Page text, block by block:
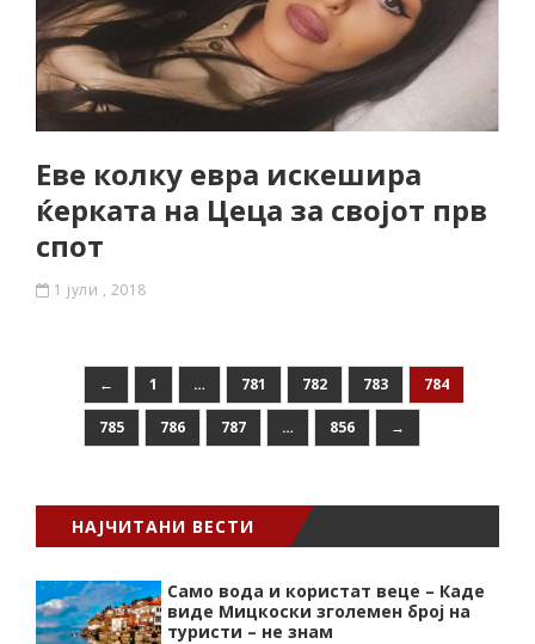
Еве колку евра искешира
ќерката на Цеца за својот прв
спот
1 јули , 2018
← 1 … 781 782 783 784
785 786 787 … 856 →
НАЈЧИТАНИ ВЕСТИ
Само вода и користат веце – Каде
виде Мицкоски зголемен број на
туристи – не знам